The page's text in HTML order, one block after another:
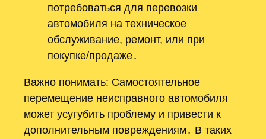
потребоваться для перевозки
автомобиля на техническое
обслуживание, ремонт, или при
покупке/продаже․
Важно понимать: Самостоятельное
перемещение неисправного автомобиля
может усугубить проблему и привести к
дополнительным повреждениям․ В таких